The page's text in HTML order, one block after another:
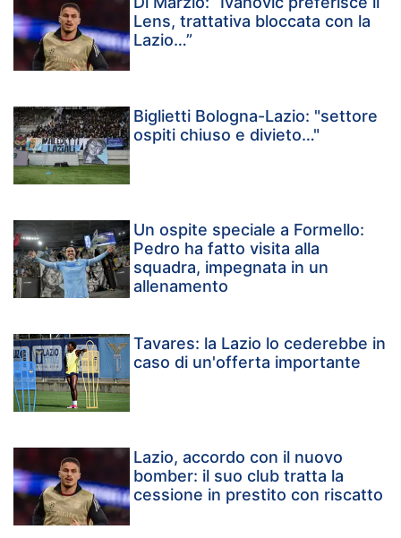
Lens, trattativa bloccata con la
Lazio…”
Biglietti Bologna-Lazio: "settore
ospiti chiuso e divieto…"
Un ospite speciale a Formello:
Pedro ha fatto visita alla
squadra, impegnata in un
allenamento
Tavares: la Lazio lo cederebbe in
caso di un'offerta importante
Lazio, accordo con il nuovo
bomber: il suo club tratta la
cessione in prestito con riscatto